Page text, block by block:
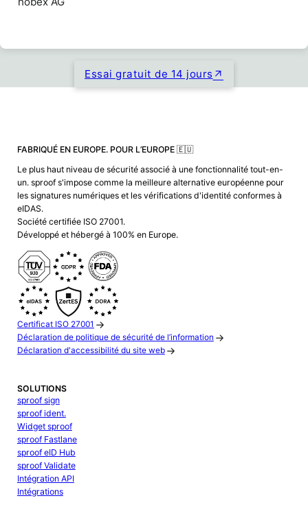
Essai gratuit de 14 jours
FABRIQUÉ EN EUROPE. POUR L’EUROPE 🇪🇺
Le plus haut niveau de sécurité associé à une fonctionnalité tout-en-
un. sproof s'impose comme la meilleure alternative européenne pour
les signatures numériques et les vérifications d'identité conformes à
eIDAS.
Société certifiée ISO 27001.
Développé et hébergé à 100% en Europe.
Certificat ISO 27001
Déclaration de politique de sécurité de l’information
Déclaration d'accessibilité du site web
SOLUTIONS
sproof sign
sproof ident.
Widget sproof
sproof Fastlane
sproof eID Hub
sproof Validate
Intégration API
Intégrations